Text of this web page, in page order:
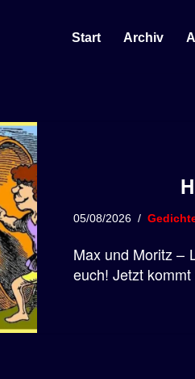
Start Archiv
05/08/2026
Max und Moritz –
euch! Jetzt